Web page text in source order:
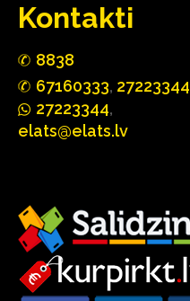
Kontakti
8838
67160333, 27223344
27223344,
elats@elats.lv